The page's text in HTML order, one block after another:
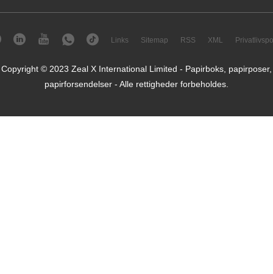
Links Sitemap RSS XML
Copyright © 2023 Zeal X International Limited - Papirboks, papirposer,
papirforsendelser - Alle rettigheder forbeholdes.